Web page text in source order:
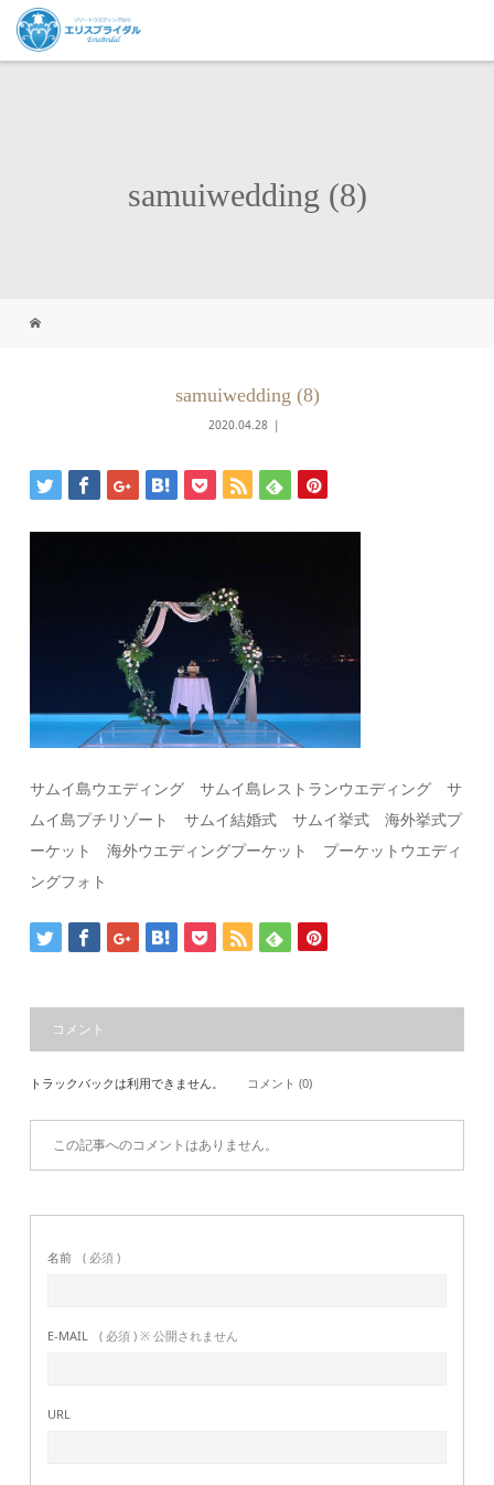
samuiwedding (8)
samuiwedding (8)
2020.04.28
サムイ島ウエディング サムイ島レストランウエディング サ
ムイ島プチリゾート サムイ結婚式 サムイ挙式 海外挙式プ
ーケット 海外ウエディングプーケット プーケットウエディ
ングフォト
コメント
トラックバックは利用できません。 コメント (0)
この記事へのコメントはありません。
名前 ( 必須 )
E-MAIL ( 必須 ) ※ 公開されません
URL